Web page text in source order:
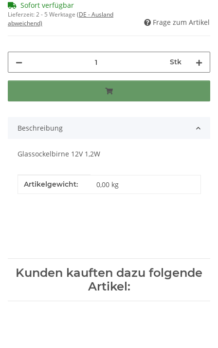
Sofort verfügbar
Lieferzeit:2 - 5 Werktage (DE - Ausland
abweichend)
Frage zum Artikel
Stk
Beschreibung
Glassockelbirne 12V 1,2W
Produkteigenschaft
Wert
Artikelgewicht: 0,00 kg
Kunden kauften dazu folgende
Artikel: